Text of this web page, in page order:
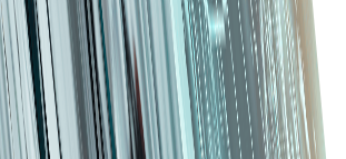
cu sistemele existente, cum ar fi
și EHR, pentru un flux de date fără